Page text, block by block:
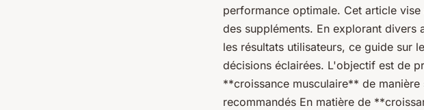
performance optimale. Cet article
des suppléments. En explorant
les résultats utilisateurs, ce guide sur
décisions éclairées. L'objectif est de
**croissance musculaire** de
recommandés En matière de